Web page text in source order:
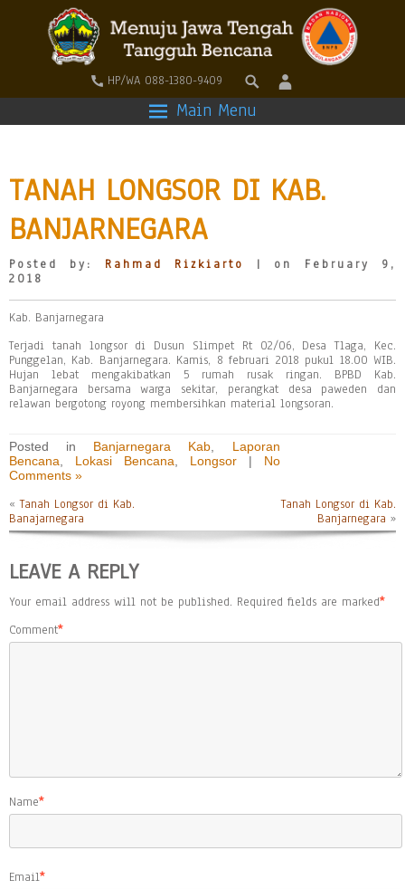
HP/WA 088-1380-9409
Main Menu
TANAH LONGSOR DI KAB.
BANJARNEGARA
Posted by: Rahmad Rizkiarto
| on February 9,
2018
Kab. Banjarnegara
Terjadi tanah longsor di Dusun Slimpet Rt 02/06, Desa Tlaga, Kec.
Punggelan, Kab. Banjarnegara. Kamis, 8 februari 2018 pukul 18.00 WIB.
Hujan lebat mengakibatkan 5 rumah rusak ringan. BPBD Kab.
Banjarnegara bersama warga sekitar, perangkat desa paweden dan
relawan bergotong royong membersihkan material longsoran.
Posted in Banjarnegara Kab
Laporan
Bencana
Lokasi Bencana Longsor| No
Comments »
«Tanah Longsor di Kab.
Banajarnegara
Tanah Longsor di Kab.
Banjarnegara »
LEAVE A REPLY
Your email address will not be published. Required fields are marked*
Comment*
Name*
Email*